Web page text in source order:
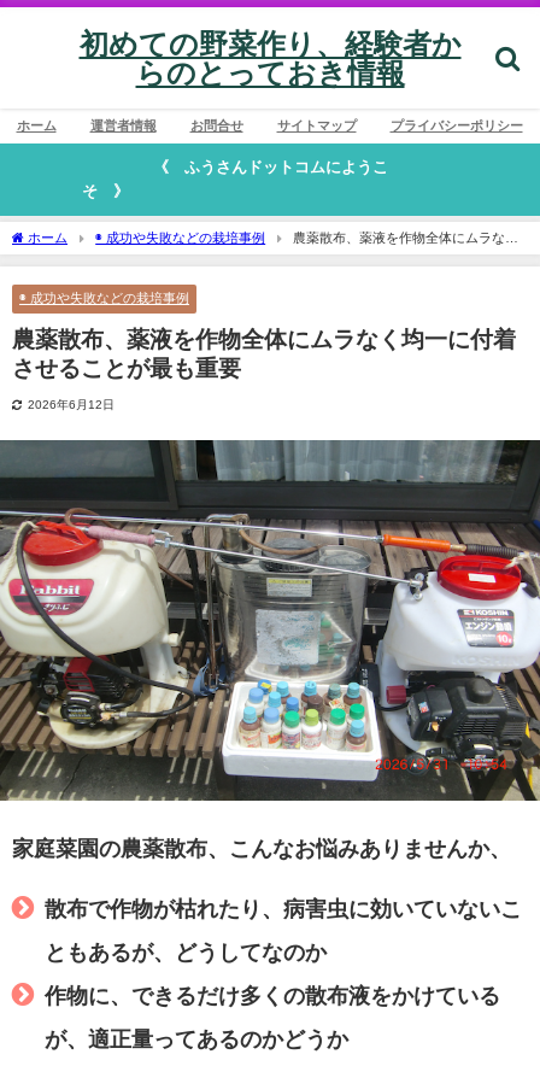
初めての野菜作り、経験者か
らのとっておき情報
ホーム 運営者情報 お問合せ サイトマップ プライバシーポリシー
《 ふうさんドットコムにようこ
そ 》
ホーム ◉ 成功や失敗などの栽培事例
農薬散布、薬液を作物全体にムラなく
均一に付着させることが最も重要
◉ 成功や失敗などの栽培事例
農薬散布、薬液を作物全体にムラなく均一に付着
させることが最も重要
2026年6月12日
家庭菜園の農薬散布、こんなお悩みありませんか、
散布で作物が枯れたり、病害虫に効いていないこ
ともあるが、どうしてなのか
作物に、できるだけ多くの散布液をかけている
が、適正量ってあるのかどうか